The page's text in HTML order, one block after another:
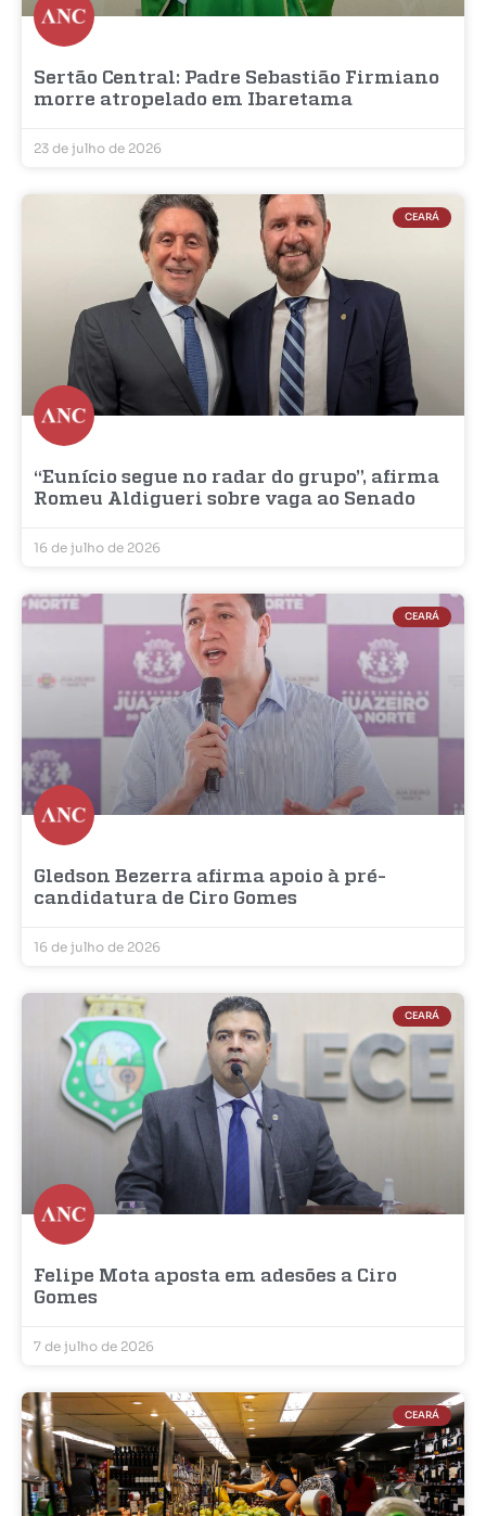
Sertão Central: Padre Sebastião Firmiano
morre atropelado em Ibaretama
23 de julho de 2026
CEARÁ
“Eunício segue no radar do grupo”, afirma
Romeu Aldigueri sobre vaga ao Senado
16 de julho de 2026
CEARÁ
Gledson Bezerra afirma apoio à pré-
candidatura de Ciro Gomes
16 de julho de 2026
CEARÁ
Felipe Mota aposta em adesões a Ciro
Gomes
7 de julho de 2026
CEARÁ